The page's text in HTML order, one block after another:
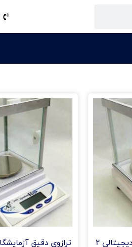
ترازوی دقیق آزمایشگاهی دیجیتالی 2